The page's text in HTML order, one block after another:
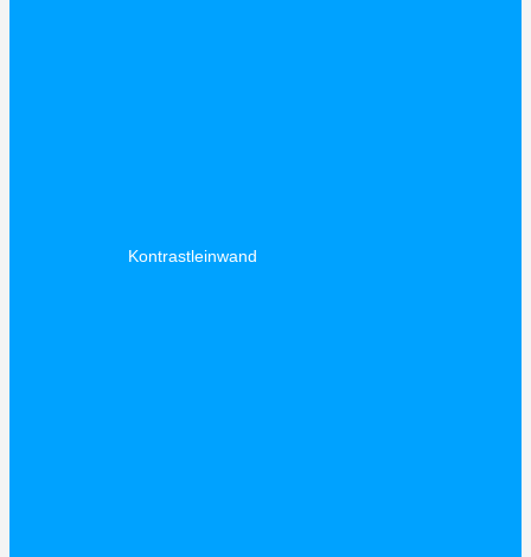
Kontrastleinwand